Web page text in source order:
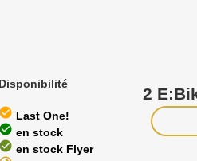
Disponibilité
check_circle Last One!
check_circle en stock
check_circle en stock Flyer
2